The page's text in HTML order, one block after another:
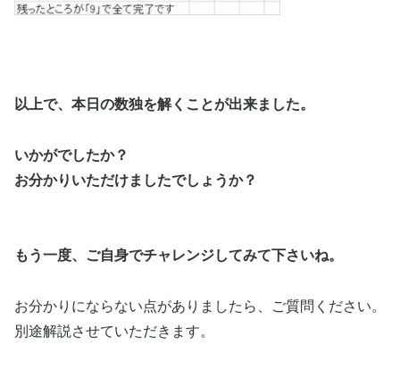
以上で、本日の数独を解くことが出来ました。
いかがでしたか？
お分かりいただけましたでしょうか？
もう一度、ご自身でチャレンジしてみて下さいね。
お分かりにならない点がありましたら、ご質問ください。
別途解説させていただきます。